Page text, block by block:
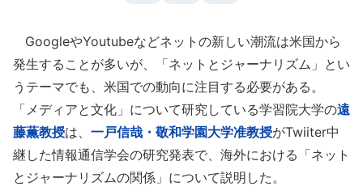
GoogleやYoutubeなどネットの新しい潮流は米国から
発生することが多いが、「ネットとジャーナリズム」とい
うテーマでも、米国での動向に注目する必要がある。
「メディアと文化」について研究している学習院大学の遠
藤薫教授は、 一戸信哉・敬和学園大学准教授がTwiiter中
継した情報通信学会の研究発表で、海外における「ネット
とジャーナリズムの関係」について説明した。